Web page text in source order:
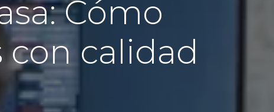
Cómo
calidad